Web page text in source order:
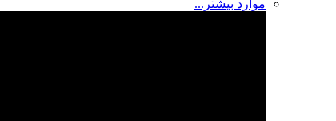
موارد بیشتر...